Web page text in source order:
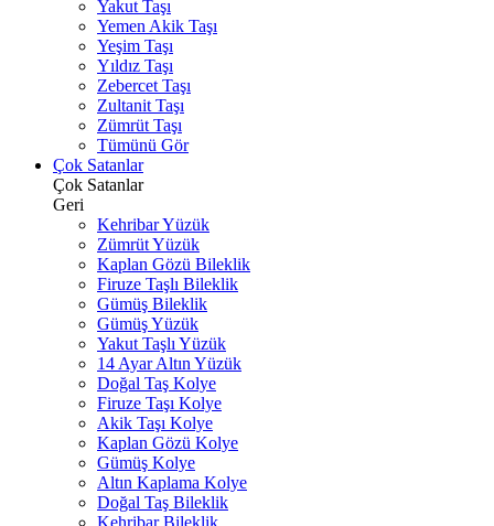
Yakut Taşı
Yemen Akik Taşı
Yeşim Taşı
Yıldız Taşı
Zebercet Taşı
Zultanit Taşı
Zümrüt Taşı
Tümünü Gör
Çok Satanlar
Çok Satanlar
Geri
Kehribar Yüzük
Zümrüt Yüzük
Kaplan Gözü Bileklik
Firuze Taşlı Bileklik
Gümüş Bileklik
Gümüş Yüzük
Yakut Taşlı Yüzük
14 Ayar Altın Yüzük
Doğal Taş Kolye
Firuze Taşı Kolye
Akik Taşı Kolye
Kaplan Gözü Kolye
Gümüş Kolye
Altın Kaplama Kolye
Doğal Taş Bileklik
Kehribar Bileklik